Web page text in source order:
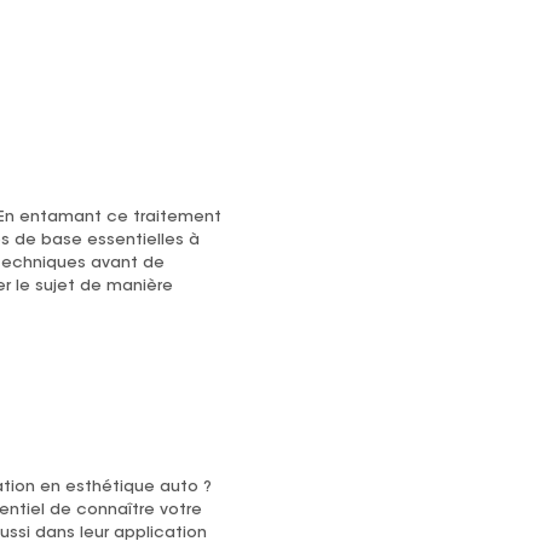
entamant ce traitement
de base essentielles à
avant de
le sujet de manière
en esthétique auto ?
de connaître votre
dans leur application